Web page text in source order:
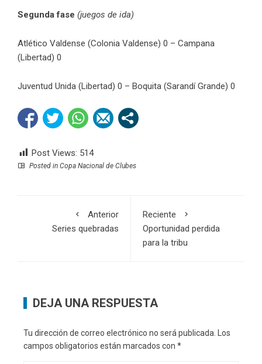
Segunda fase (juegos de ida)
Atlético Valdense (Colonia Valdense) 0 – Campana
(Libertad) 0
Juventud Unida (Libertad) 0 – Boquita (Sarandí Grande) 0
Post Views: 514
Posted in Copa Nacional de Clubes
Anterior
Series quebradas
Reciente
Oportunidad perdida
para la tribu
DEJA UNA RESPUESTA
Tu dirección de correo electrónico no será publicada.
Los
campos obligatorios están marcados con *